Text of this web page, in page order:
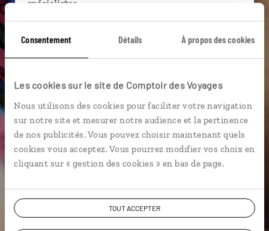
Consentement Détails À propos des cookies
Les cookies sur le site de Comptoir des Voyages
Nous utilisons des cookies pour faciliter votre navigation
sur notre site et mesurer notre audience et la pertinence
de nos publicités. Vous pouvez choisir maintenant quels
cookies vous acceptez. Vous pourrez modifier vos choix en
cliquant sur « gestion des cookies » en bas de page.
TOUT ACCEPTER
spécialistes
près de vos envies et de la réalité du pays.
connectés en agence, mais aussi par email ou
Vous gardez le même interlocuteur avant,
pendant et après votre voyage.
DEMANDER UN DEVIS
ou